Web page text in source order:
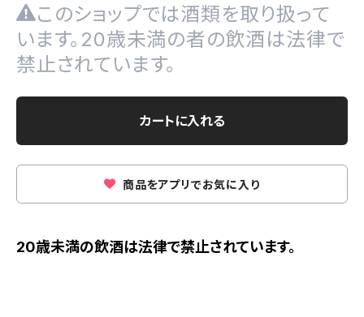
このショップでは酒類を取り扱って
います。20歳未満の者の飲酒は法律で
禁止されています。
カートに入れる
商品をアプリでお気に入り
20歳未満の飲酒は法律で禁止されています。